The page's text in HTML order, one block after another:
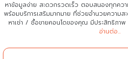
หาข้อมูลง่าย สะดวกรวดเร็ว ตอบสนองทุกคว
พร้อมบริการเสริมมากมาย ที่ช่วยอำนวยความส
หาเช่า / ซื้อขายคอนโดของคุณ มีประสิทธิภา
อ่านต่อ...